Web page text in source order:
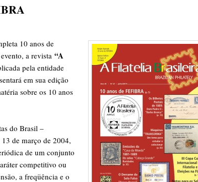
10 anos de
a revista “A
pela entidade
em sua edição
sobre os 10 anos
do Brasil –
de março de 2004,
de um conjunto
competitivo ou
a freqüência e o